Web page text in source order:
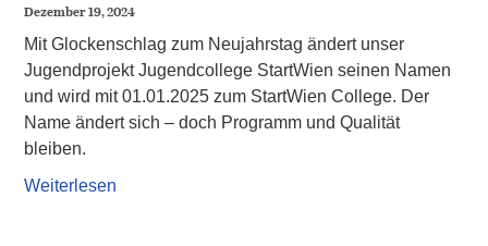
Dezember 19, 2024
Mit Glockenschlag zum Neujahrstag ändert unser
Jugendprojekt Jugendcollege StartWien seinen Namen
und wird mit 01.01.2025 zum StartWien College. Der
Name ändert sich – doch Programm und Qualität
bleiben.
Weiterlesen